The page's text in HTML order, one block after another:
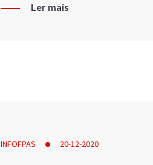
Ler mais
INFOFPAS 20-12-2020